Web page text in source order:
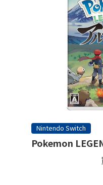
Nintendo Switch
Pokemon